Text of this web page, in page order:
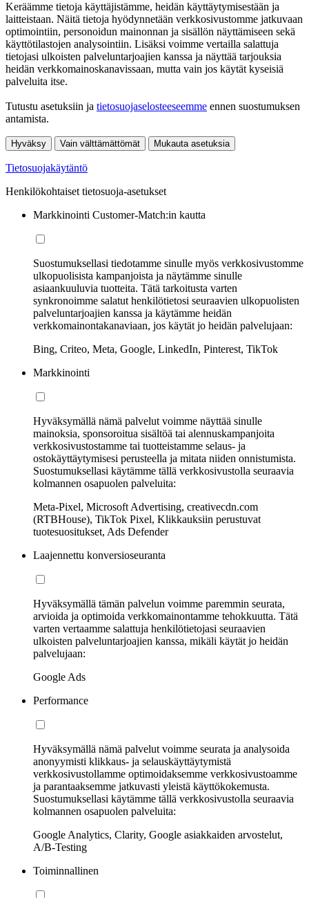
Keräämme tietoja käyttäjistämme, heidän käyttäytymisestään ja
laitteistaan. Näitä tietoja hyödynnetään verkkosivustomme jatkuvaan
optimointiin, personoidun mainonnan ja sisällön näyttämiseen sekä
käyttötilastojen analysointiin. Lisäksi voimme vertailla salattuja
tietojasi ulkoisten palveluntarjoajien kanssa ja näyttää tarjouksia
heidän verkkomainoskanavissaan, mutta vain jos käytät kyseisiä
palveluita itse.
Tutustu asetuksiin ja tietosuojaselosteeseemme ennen suostumuksen
antamista.
Hyväksy Vain välttämättömät Mukauta asetuksia
Tietosuojakäytäntö
Henkilökohtaiset tietosuoja-asetukset
Markkinointi Customer-Match:in kautta
Suostumuksellasi tiedotamme sinulle myös verkkosivustomme
ulkopuolisista kampanjoista ja näytämme sinulle
asiaankuuluvia tuotteita. Tätä tarkoitusta varten
synkronoimme salatut henkilötietosi seuraavien ulkopuolisten
palveluntarjoajien kanssa ja käytämme heidän
verkkomainontakanaviaan, jos käytät jo heidän palvelujaan:
Bing, Criteo, Meta, Google, LinkedIn, Pinterest, TikTok
Markkinointi
Hyväksymällä nämä palvelut voimme näyttää sinulle
mainoksia, sponsoroitua sisältöä tai alennuskampanjoita
verkkosivustostamme tai tuotteistamme selaus- ja
ostokäyttäytymisesi perusteella ja mitata niiden onnistumista.
Suostumuksellasi käytämme tällä verkkosivustolla seuraavia
kolmannen osapuolen palveluita:
Meta-Pixel, Microsoft Advertising, creativecdn.com
(RTBHouse), TikTok Pixel, Klikkauksiin perustuvat
tuotesuositukset, Ads Defender
Laajennettu konversioseuranta
Hyväksymällä tämän palvelun voimme paremmin seurata,
arvioida ja optimoida verkkomainontamme tehokkuutta. Tätä
varten vertaamme salattuja henkilötietojasi seuraavien
ulkoisten palveluntarjoajien kanssa, mikäli käytät jo heidän
palvelujaan:
Google Ads
Performance
Hyväksymällä nämä palvelut voimme seurata ja analysoida
anonyymisti klikkaus- ja selauskäyttäytymistä
verkkosivustollamme optimoidaksemme verkkosivustoamme
ja parantaaksemme jatkuvasti yleistä käyttökokemusta.
Suostumuksellasi käytämme tällä verkkosivustolla seuraavia
kolmannen osapuolen palveluita:
Google Analytics, Clarity, Google asiakkaiden arvostelut,
A/B-Testing
Toiminnallinen